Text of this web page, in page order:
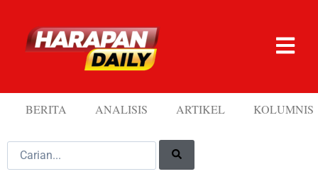
BERITA ANALISIS ARTIKEL KOLUMNIS